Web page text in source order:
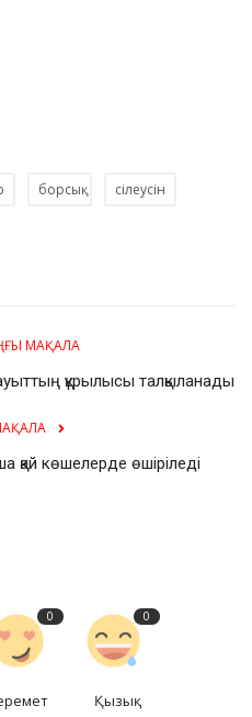
борсық сілеусін
МАҚАЛА
құрылысы талқыланады
қай көшелерде өшіріледі
0 0
Қызық